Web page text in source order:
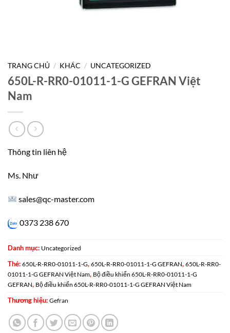
TRANG CHỦ / KHÁC / UNCATEGORIZED
650L-R-RR0-01011-1-G GEFRAN Việt
Nam
Thông tin liên hệ
Ms. Như
sales@qc-master.com
0373 238 670
Danh mục: Uncategorized
Thẻ: 650L-R-RR0-01011-1-G, 650L-R-RR0-01011-1-G GEFRAN, 650L-R-RR0-
01011-1-G GEFRAN Việt Nam, Bộ điều khiển 650L-R-RR0-01011-1-G
GEFRAN, Bộ điều khiển 650L-R-RR0-01011-1-G GEFRAN Việt Nam
Thương hiệu: Gefran